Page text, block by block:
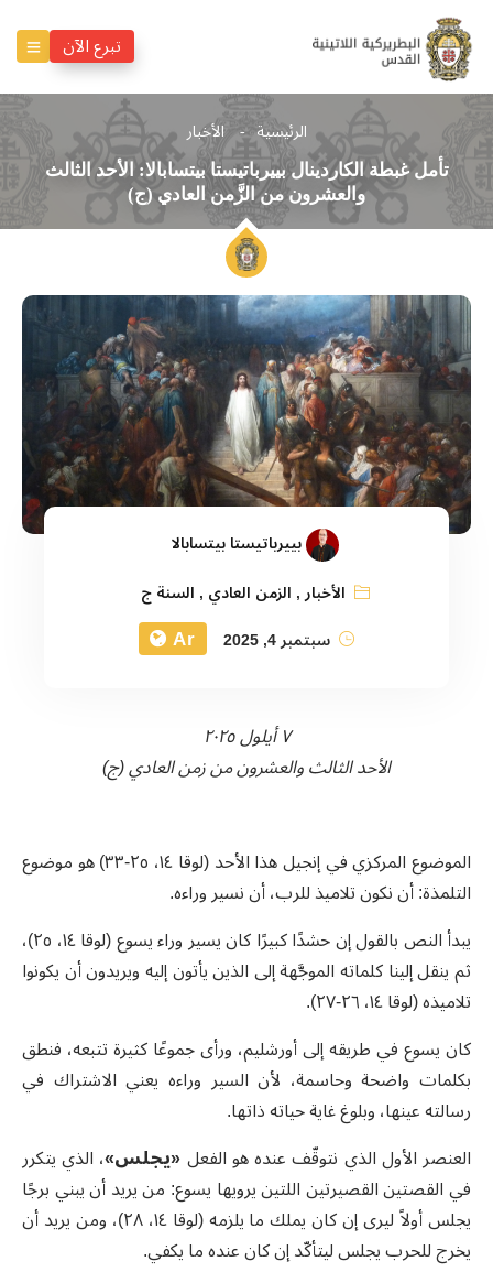
تبرع الآن
الرئيسية الأخبار
تأمل غبطة الكاردينال بييرباتيستا بيتسابالا: الأحد الثالث
والعشرون من الزَّمن العادي (ج)
بييرباتيستا بيتسابالا
الأخبار, الزمن العادي , السنة ج
سبتمبر 4, 2025
Ar
٧ أيلول ٢٠٢٥
الأحد الثالث والعشرون من زمن العادي (ج)
الموضوع المركزي في إنجيل هذا الأحد (لوقا ١٤، ٢٥-٣٣) هو موضوع
التلمذة: أن نكون تلاميذ للرب، أن نسير وراءه.
يبدأ النص بالقول إن حشدًا كبيرًا كان يسير وراء يسوع (لوقا ١٤، ٢٥)،
ثم ينقل إلينا كلماته الموجَّهة إلى الذين يأتون إليه ويريدون أن يكونوا
تلاميذه (لوقا ١٤، ٢٦-٢٧).
كان يسوع في طريقه إلى أورشليم، ورأى جموعًا كثيرة تتبعه، فنطق
بكلمات واضحة وحاسمة، لأن السير وراءه يعني الاشتراك في
رسالته عينها، وبلوغ غاية حياته ذاتها.
العنصر الأول الذي نتوقّف عنده هو الفعل«يجلس»، الذي يتكرر
في القصتين القصيرتين اللتين يرويها يسوع: من يريد أن يبني برجًا
يجلس أولاً ليرى إن كان يملك ما يلزمه (لوقا ١٤، ٢٨)، ومن يريد أن
يخرج للحرب يجلس ليتأكّد إن كان عنده ما يكفي.